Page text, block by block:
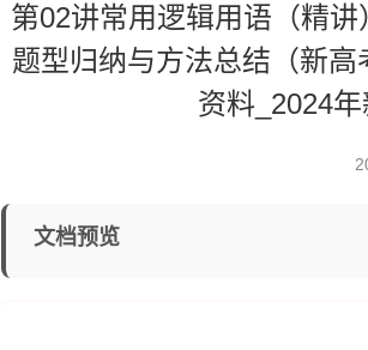
第02讲常用逻辑用语（精
题型归纳与方法总结（新
资料_2024
文档预览